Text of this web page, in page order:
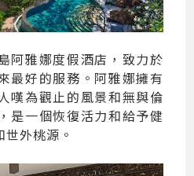
阿雅娜度假酒店，致力於
最好的服務。阿雅娜擁有
嘆為觀止的風景和無與倫
是一個恢復活力和給予健
外桃源。